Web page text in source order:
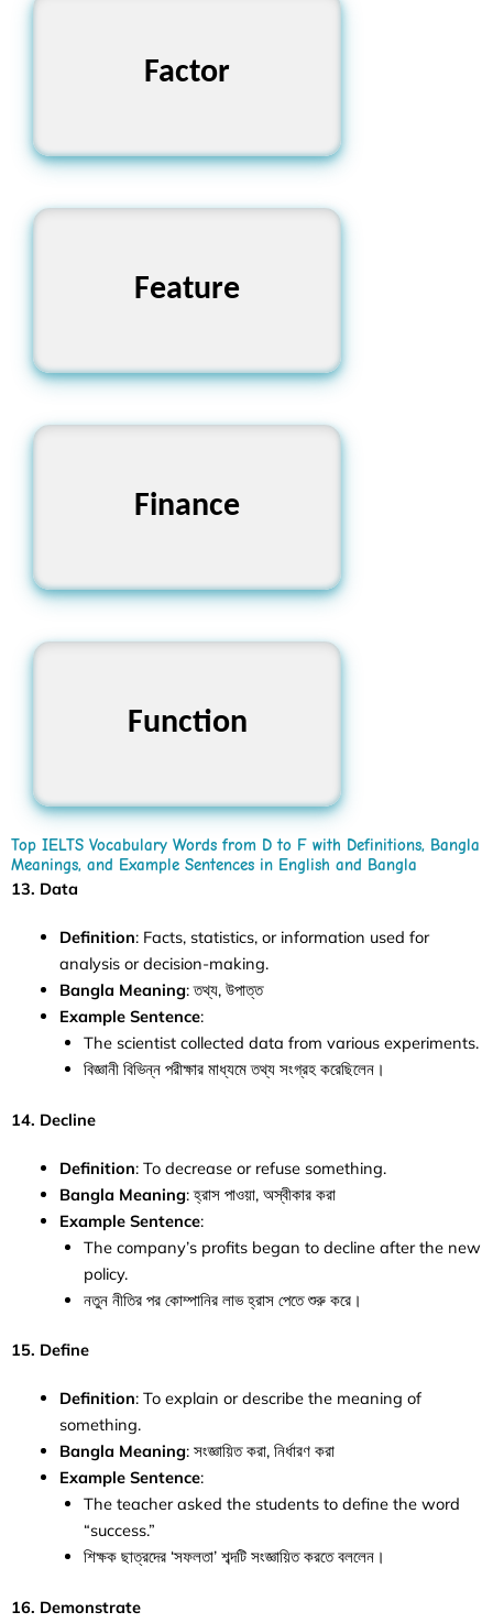
Factor
উপাদান, কারণ
Feature
বৈশিষ্ট্য, লক্ষণ
Finance
অর্থায়ন, আর্থিক
Function
কার্য, ক্রিয়া
Top IELTS Vocabulary Words from D to F with Definitions, Bangla
Meanings, and Example Sentences in English and Bangla
13. Data
Definition: Facts, statistics, or information used for
analysis or decision-making.
Bangla Meaning: তথ্য, উপাত্ত
Example Sentence:
The scientist collected data from various experiments.
বিজ্ঞানী বিভিন্ন পরীক্ষার মাধ্যমে তথ্য সংগ্রহ করেছিলেন।
14. Decline
Definition: To decrease or refuse something.
Bangla Meaning: হ্রাস পাওয়া, অস্বীকার করা
Example Sentence:
The company’s profits began to decline after the new
policy.
নতুন নীতির পর কোম্পানির লাভ হ্রাস পেতে শুরু করে।
15. Define
Definition: To explain or describe the meaning of
something.
Bangla Meaning: সংজ্ঞায়িত করা, নির্ধারণ করা
Example Sentence:
The teacher asked the students to define the word
“success.”
শিক্ষক ছাত্রদের ‘সফলতা’ শব্দটি সংজ্ঞায়িত করতে বললেন।
16. Demonstrate